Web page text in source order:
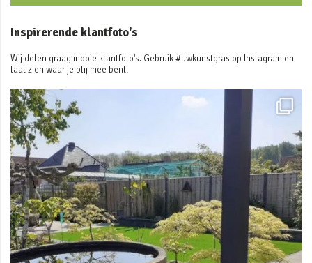
Inspirerende klantfoto's
Wij delen graag mooie klantfoto's. Gebruik #uwkunstgras op Instagram en
laat zien waar je blij mee bent!